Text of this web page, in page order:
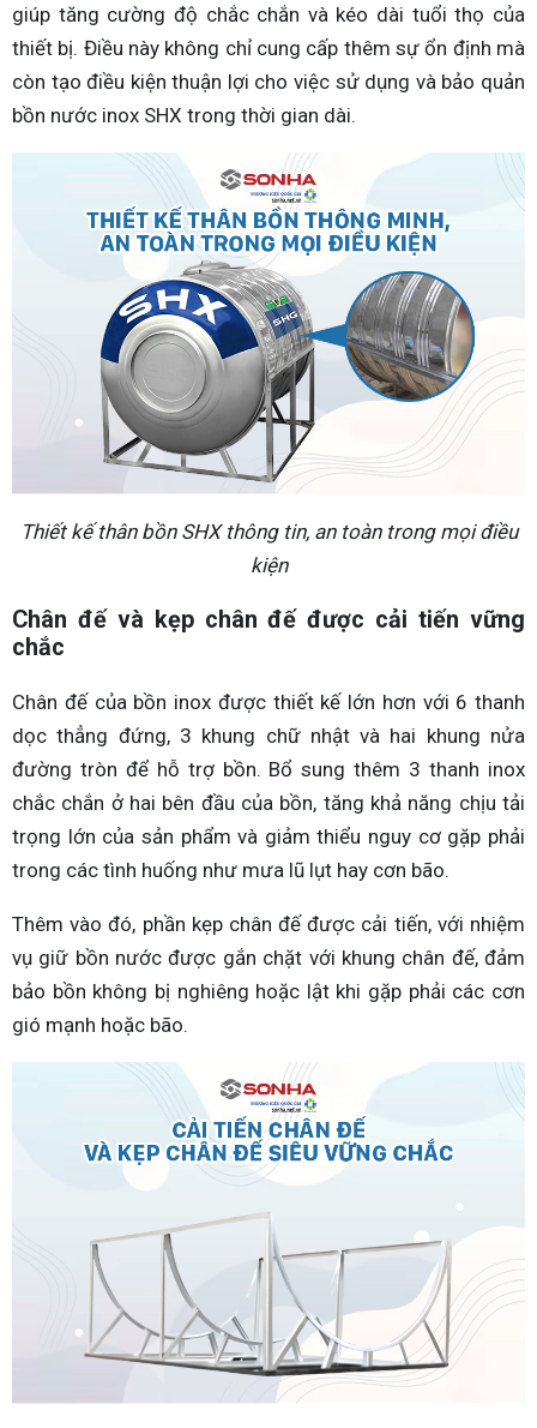
giúp tăng cường độ chắc chắn và kéo dài tuổi thọ của
thiết bị. Điều này không chỉ cung cấp thêm sự ổn định mà
còn tạo điều kiện thuận lợi cho việc sử dụng và bảo quản
bồn nước inox SHX trong thời gian dài.
Thiết kế thân bồn SHX thông tin, an toàn trong mọi điều
kiện
Chân đế và kẹp chân đế được cải tiến vững
chắc
Chân đế của bồn inox được thiết kế lớn hơn với 6 thanh
dọc thẳng đứng, 3 khung chữ nhật và hai khung nửa
đường tròn để hỗ trợ bồn. Bổ sung thêm 3 thanh inox
chắc chắn ở hai bên đầu của bồn, tăng khả năng chịu tải
trọng lớn của sản phẩm và giảm thiểu nguy cơ gặp phải
trong các tình huống như mưa lũ lụt hay cơn bão.
Thêm vào đó, phần kẹp chân đế được cải tiến, với nhiệm
vụ giữ bồn nước được gắn chặt với khung chân đế, đảm
bảo bồn không bị nghiêng hoặc lật khi gặp phải các cơn
gió mạnh hoặc bão.